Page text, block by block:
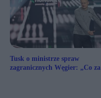
Tusk o ministrze spraw
zagranicznych Węgier: „Co za